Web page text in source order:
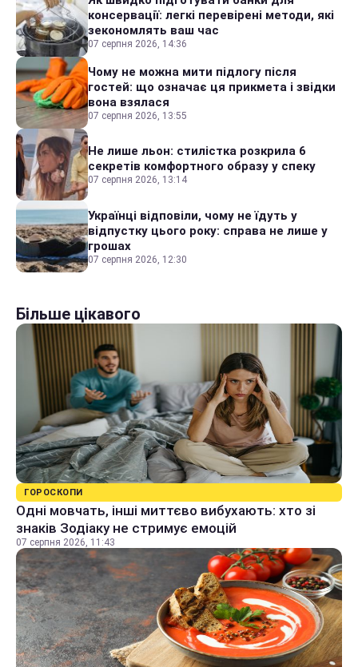
консервації: легкі перевірені методи, які
зекономлять ваш час
07 серпня 2026, 14:36
Чому не можна мити підлогу після
гостей: що означає ця прикмета і звідки
вона взялася
07 серпня 2026, 13:55
Не лише льон: стилістка розкрила 6
секретів комфортного образу у спеку
07 серпня 2026, 13:14
Українці відповіли, чому не їдуть у
відпустку цього року: справа не лише у
грошах
07 серпня 2026, 12:30
Більше цікавого
ГОРОСКОПИ
Одні мовчать, інші миттєво вибухають: хто зі
знаків Зодіаку не стримує емоцій
07 серпня 2026, 11:43